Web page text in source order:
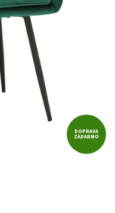
DOPRAVA
ZADARMO